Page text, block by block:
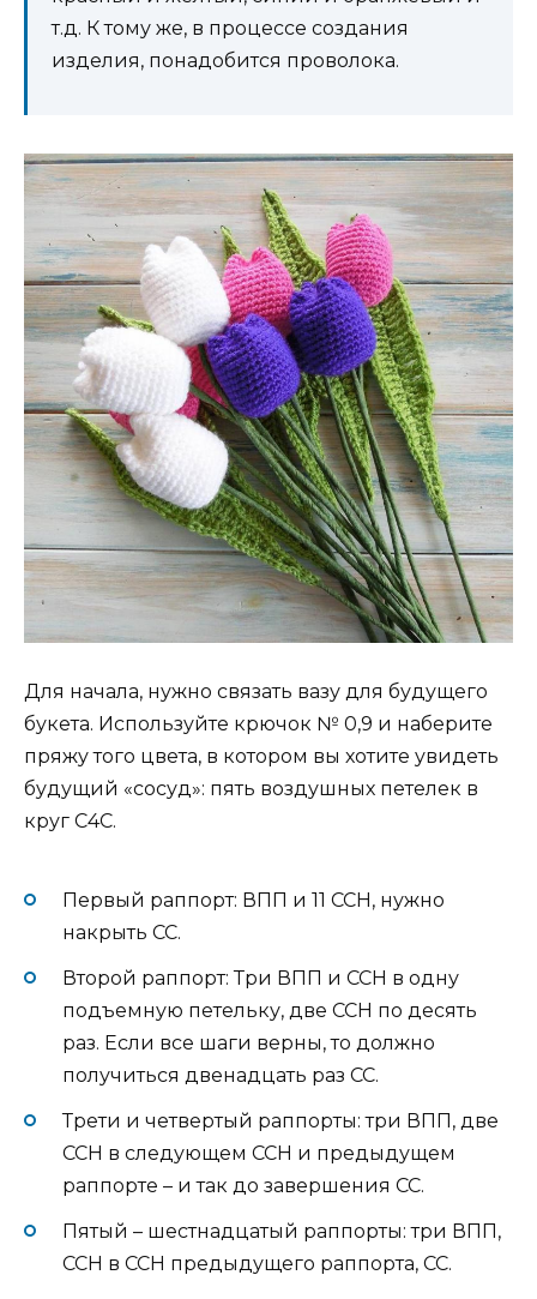
т.д. К тому же, в процессе создания
изделия, понадобится проволока.
Для начала, нужно связать вазу для будущего
букета. Используйте крючок № 0,9 и наберите
пряжу того цвета, в котором вы хотите увидеть
будущий «сосуд»: пять воздушных петелек в
круг С4С.
Первый раппорт: ВПП и 11 ССН, нужно
накрыть СС.
Второй раппорт: Три ВПП и ССН в одну
подъемную петельку, две ССН по десять
раз. Если все шаги верны, то должно
получиться двенадцать раз СС.
Трети и четвертый раппорты: три ВПП, две
ССН в следующем ССН и предыдущем
раппорте – и так до завершения СС.
Пятый – шестнадцатый раппорты: три ВПП,
ССН в ССН предыдущего раппорта, СС.